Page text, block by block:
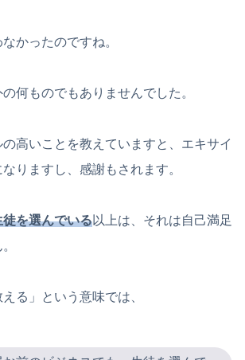
かったのですね。
の何ものでもありませんでした。
高いことを教えていますと、エキサイ
りますし、感謝もされます。
徒を選んでいる以上は、それは自己満足
る」という意味では、